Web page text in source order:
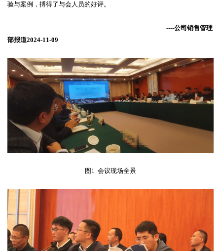
验与案例，搏得了与会人员的好评。
----公司销售管理
部报道2024-11-09
图1 会议现场全景